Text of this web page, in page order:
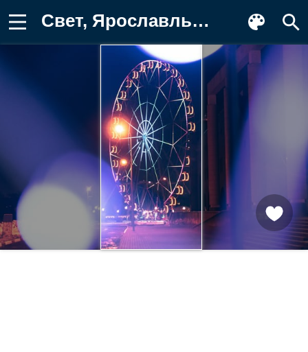
Свет, Ярославль, синий, пурпур Обои для телефона